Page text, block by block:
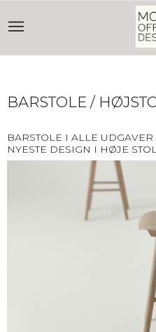
BARSTOLE /
BARSTOLE I ALLE
NYESTE DESIGN I HØJE